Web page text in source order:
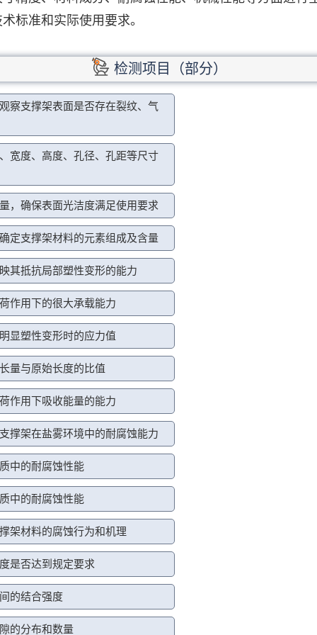
标准和实际使用要求。
检测项目（部分）
察支撑架表面是否存在裂纹、气
宽度、高度、孔径、孔距等尺寸
，确保表面光洁度满足使用要求
定支撑架材料的元素组成及含量
其抵抗局部塑性变形的能力
作用下的很大承载能力
显塑性变形时的应力值
量与原始长度的比值
作用下吸收能量的能力
撑架在盐雾环境中的耐腐蚀能力
中的耐腐蚀性能
中的耐腐蚀性能
架材料的腐蚀行为和机理
是否达到规定要求
的结合强度
的分布和数量